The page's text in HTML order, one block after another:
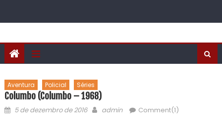
Aventura Policial Séries
Columbo (Columbo – 1968)
5 de dezembro de 2016 admin Comment(1)